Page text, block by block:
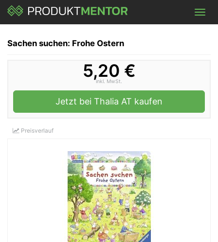
Skip
main
Sachen suchen: Frohe Ostern
5,20 €
inkl. MwSt.
Jetzt bei Thalia AT kaufen
Preisverlauf